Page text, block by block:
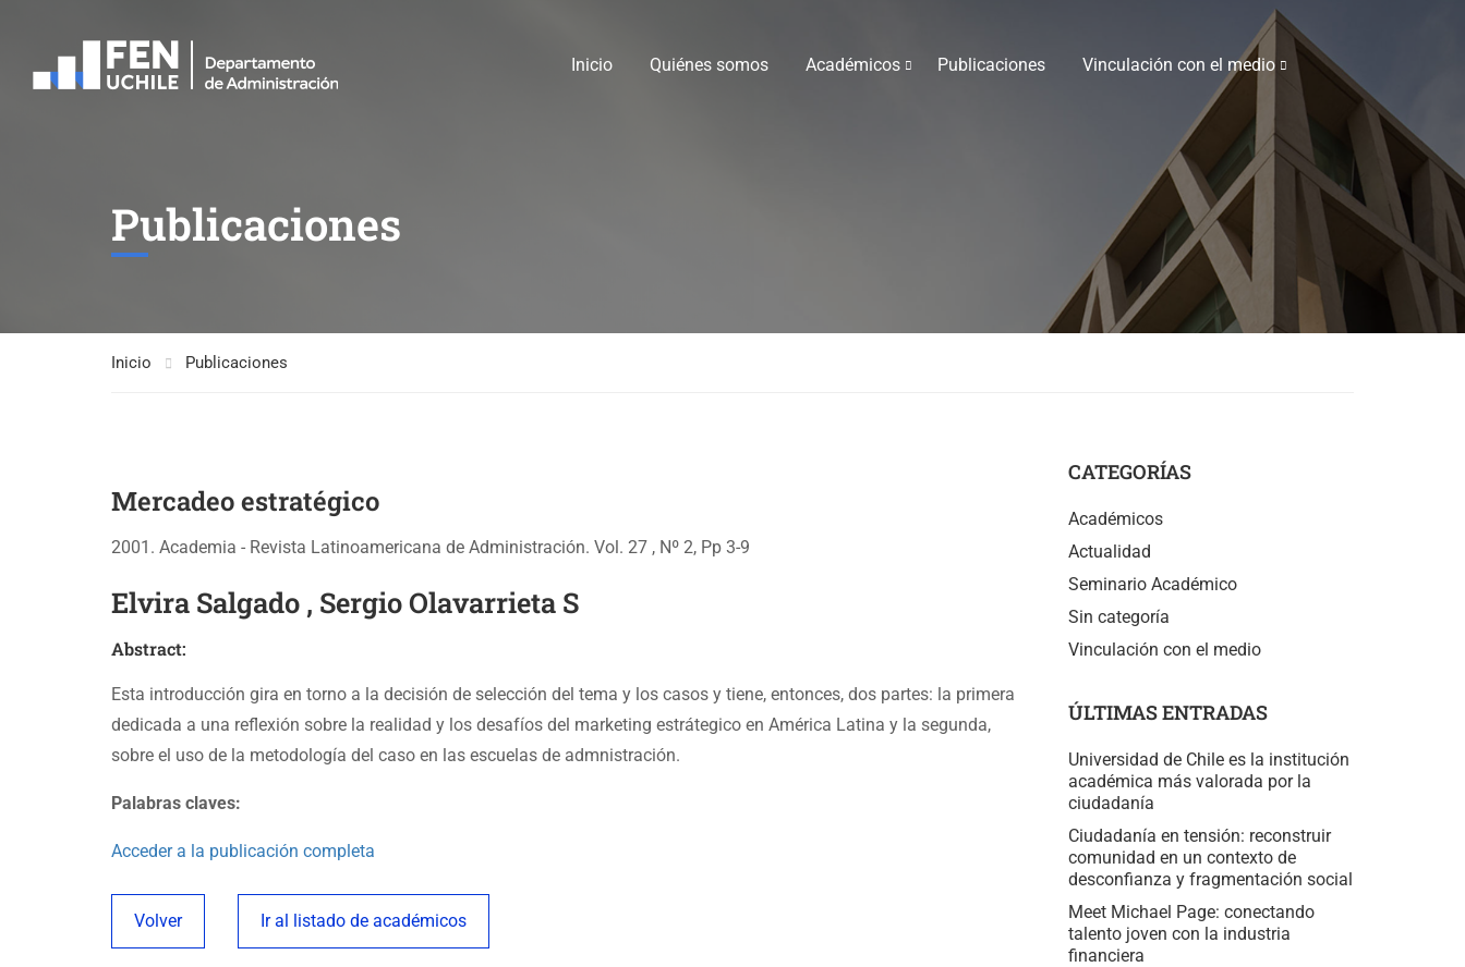
Inicio Quiénes somos Académicos Publicaciones Vinculación con el medio
Publicaciones
Inicio Publicaciones
Mercadeo estratégico
2001. Academia - Revista Latinoamericana de Administración. Vol. 27 , Nº 2, Pp 3-9
Elvira Salgado , Sergio Olavarrieta S
Abstract:
Esta introducción gira en torno a la decisión de selección del tema y los casos y tiene, entonces, dos partes: la primera
dedicada a una reflexión sobre la realidad y los desafíos del marketing estrátegico en América Latina y la segunda,
sobre el uso de la metodología del caso en las escuelas de admnistración.
Palabras claves:
Acceder a la publicación completa
Volver Ir al listado de académicos
CATEGORÍAS
Académicos
Actualidad
Seminario Académico
Sin categoría
Vinculación con el medio
ÚLTIMAS ENTRADAS
Universidad de Chile es la institución
académica más valorada por la
ciudadanía
Ciudadanía en tensión: reconstruir
comunidad en un contexto de
desconfianza y fragmentación social
Meet Michael Page: conectando
talento joven con la industria
financiera